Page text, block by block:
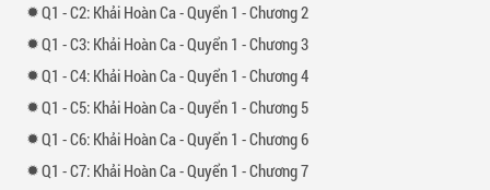
1 - 2: Khải Hoàn Ca - Quyển 1 - Chương 2
1 - 3: Khải Hoàn Ca - Quyển 1 - Chương 3
1 - 4: Khải Hoàn Ca - Quyển 1 - Chương 4
1 - 5: Khải Hoàn Ca - Quyển 1 - Chương 5
1 - 6: Khải Hoàn Ca - Quyển 1 - Chương 6
1 - 7: Khải Hoàn Ca - Quyển 1 - Chương 7